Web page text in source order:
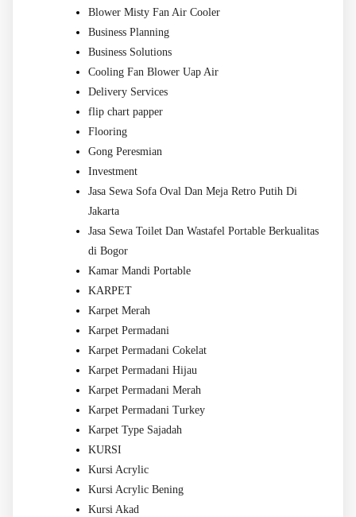
Blower Misty Fan Air Cooler
Business Planning
Business Solutions
Cooling Fan Blower Uap Air
Delivery Services
flip chart papper
Flooring
Gong Peresmian
Investment
Jasa Sewa Sofa Oval Dan Meja Retro Putih Di
Jakarta
Jasa Sewa Toilet Dan Wastafel Portable Berkualitas
di Bogor
Kamar Mandi Portable
KARPET
Karpet Merah
Karpet Permadani
Karpet Permadani Cokelat
Karpet Permadani Hijau
Karpet Permadani Merah
Karpet Permadani Turkey
Karpet Type Sajadah
KURSI
Kursi Acrylic
Kursi Acrylic Bening
Kursi Akad